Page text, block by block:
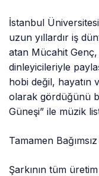
İstanbul
uzun yıllardır iş
atan Mücahit
dinleyicileriyle
hobi değil, hayatın
olarak gördüğünü
Güneşi” ile müzik
Tamamen
Şarkının tüm